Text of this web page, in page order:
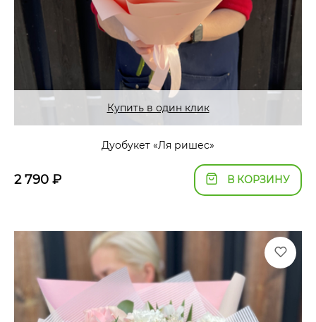
Купить в один клик
Дуобукет «Ля ришес»
2 790 ₽ В КОРЗИНУ